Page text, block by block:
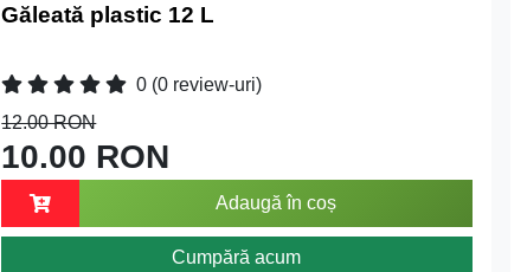
Găleată plastic 12 L
0 (0 review-uri)
12.00 RON
10.00 RON
Adaugă în coș
Cumpără acum